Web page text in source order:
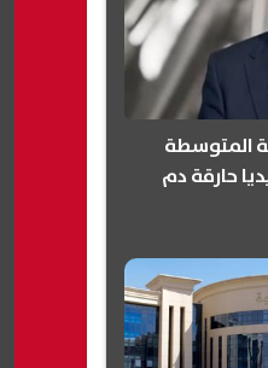
المتوسطة
حارقة دم